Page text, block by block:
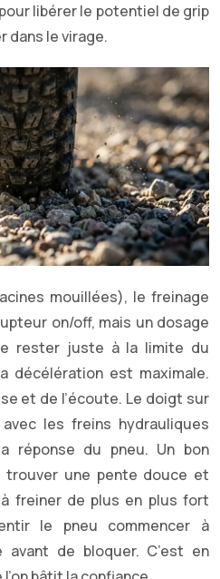
libérer le potentiel de grip
dans le virage.
mouillées), le freinage
on/off, mais un dosage
rester juste à la limite du
décélération est maximale.
et de l’écoute. Le doigt sur
les freins hydrauliques
réponse du pneu. Un bon
trouver une pente douce et
freiner de plus en plus fort
le pneu commencer à
de bloquer. C’est en